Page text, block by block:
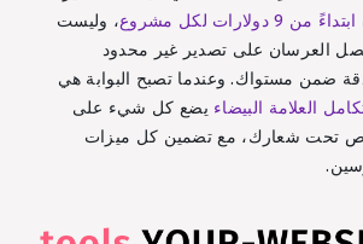
ابتداءً من 9 دولارات لكل مشروع
، وليست
العرسان على تصدير غير محدود
ضمن مستواك. وعندما تصبح البوابة هي
العلامة البيضاء يضع كل شيء على
تحت شعارك، مع تضمين كل ميزات